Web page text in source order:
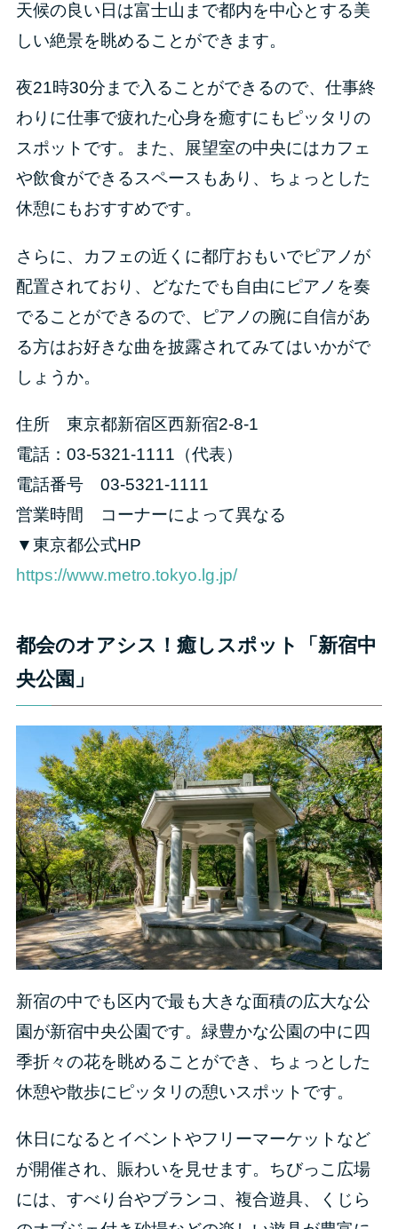
天候の良い日は富士山まで都内を中心とする美
しい絶景を眺めることができます。
夜21時30分まで入ることができるので、仕事終
わりに仕事で疲れた心身を癒すにもピッタリの
スポットです。また、展望室の中央にはカフェ
や飲食ができるスペースもあり、ちょっとした
休憩にもおすすめです。
さらに、カフェの近くに都庁おもいでピアノが
配置されており、どなたでも自由にピアノを奏
でることができるので、ピアノの腕に自信があ
る方はお好きな曲を披露されてみてはいかがで
しょうか。
住所 東京都新宿区西新宿2-8-1
電話：03-5321-1111（代表）
電話番号 03-5321-1111
営業時間 コーナーによって異なる
▼東京都公式HP
https://www.metro.tokyo.lg.jp/
都会のオアシス！癒しスポット「新宿中
央公園」
新宿の中でも区内で最も大きな面積の広大な公
園が新宿中央公園です。緑豊かな公園の中に四
季折々の花を眺めることができ、ちょっとした
休憩や散歩にピッタリの憩いスポットです。
休日になるとイベントやフリーマーケットなど
が開催され、賑わいを見せます。ちびっこ広場
には、すべり台やブランコ、複合遊具、くじら